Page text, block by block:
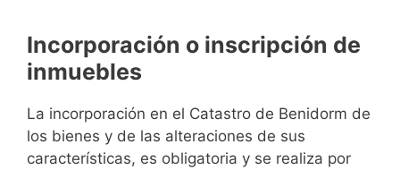
Incorporación o inscripción de
inmuebles
La incorporación en el Catastro de Benidorm de
los bienes y de las alteraciones de sus
características, es obligatoria y se realiza por